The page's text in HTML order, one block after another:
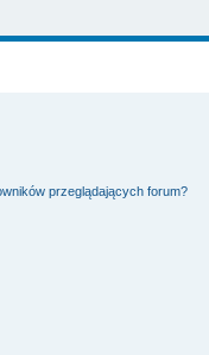
przeglądających forum?